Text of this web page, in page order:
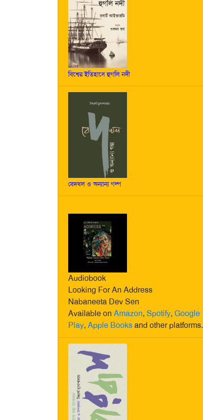
বিশ্বের ইতিহাসে হুগলি নদী
বেদখল ও অন্যান্য গল্প
Audiobook
Looking For An Address
Nabaneeta Dev Sen
Available on Amazon, Spotify, Google
Play, Apple Booksand other platforms.